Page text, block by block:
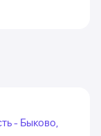
- Быково,